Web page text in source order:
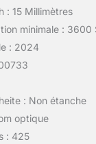
: 15 Millimètres
minimale : 3600
: 2024
: Non étanche
optique
: 425